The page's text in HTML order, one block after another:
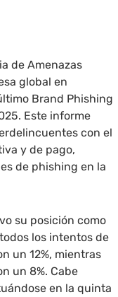
de Amenazas
global en
Brand Phishing
Este informe
con el
y de pago,
de phishing en la
su posición como
los intentos de
un 12%, mientras
un 8%. Cabe
en la quinta